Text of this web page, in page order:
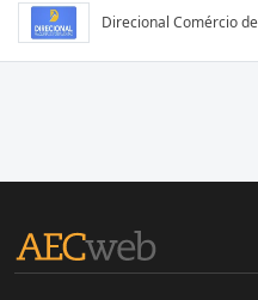
Direcional Comércio